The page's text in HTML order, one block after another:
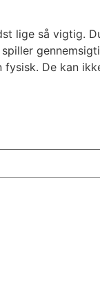
lige så vigtig.
fysisk. De kan